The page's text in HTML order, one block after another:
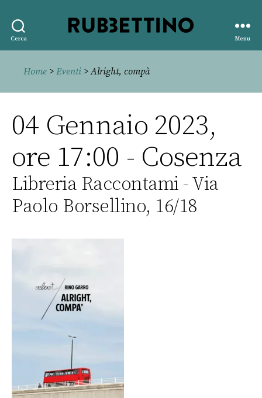
Cerca
editore
Menu
Home > Eventi > Alright, compà
04 Gennaio 2023,
ore 17:00 - Cosenza
Libreria Raccontami - Via
Paolo Borsellino, 16/18